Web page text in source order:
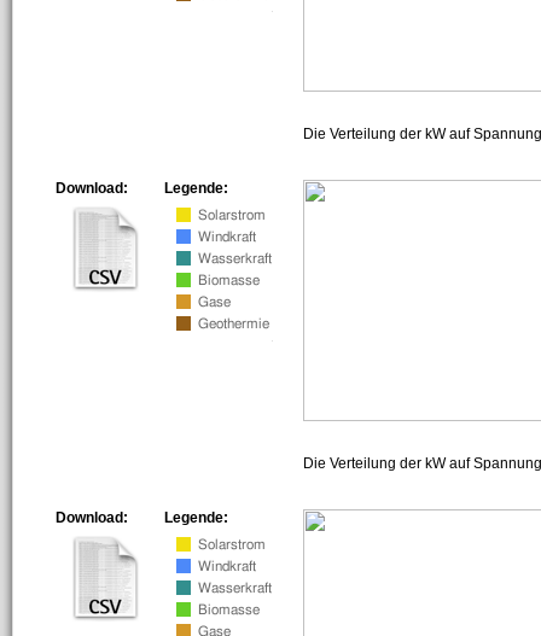
Die Verteilung der kW auf
Legende:
Download:
Die Verteilung der kW auf
Legende:
Download: